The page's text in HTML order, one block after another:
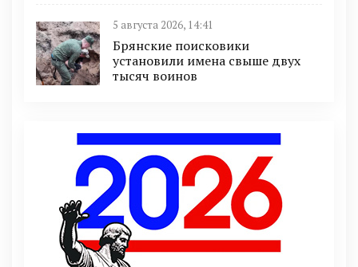
5 августа 2026, 14:41
Брянские поисковики
установили имена свыше двух
тысяч воинов